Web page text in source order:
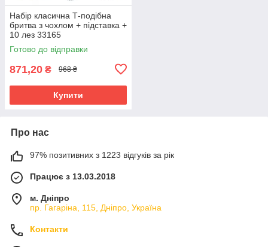
Набір класична Т-подібна
бритва з чохлом + підставка +
10 лез 33165
Готово до відправки
871,20 ₴ 968 ₴
Купити
Про нас
97% позитивних з 1223 відгуків за рік
Працює з 13.03.2018
м. Дніпро
пр. Гагаріна, 115, Дніпро, Україна
Контакти